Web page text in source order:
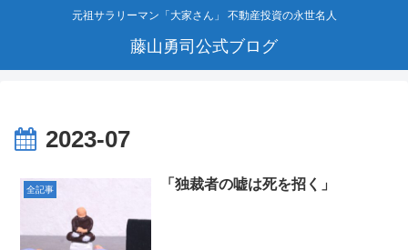
元祖サラリーマン「大家さん」 不動産投資の永世名人
藤山勇司公式ブログ
2023-07
全記事 「独裁者の嘘は死を招く」